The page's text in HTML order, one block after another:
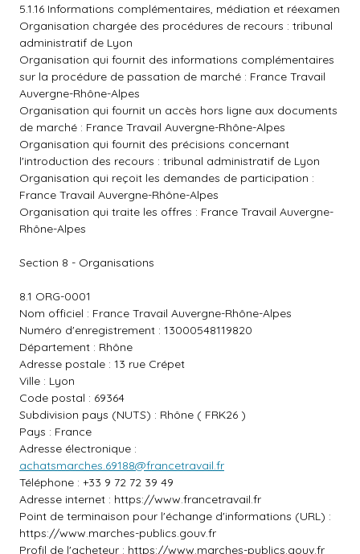
5.1.16 Informations complémentaires, médiation et réexamen
Organisation chargée des procédures de recours : tribunal
administratif de Lyon
Organisation qui fournit des informations complémentaires
sur la procédure de passation de marché : France Travail
Auvergne-Rhône-Alpes
Organisation qui fournit un accès hors ligne aux documents
de marché : France Travail Auvergne-Rhône-Alpes
Organisation qui fournit des précisions concernant
l'introduction des recours : tribunal administratif de Lyon
Organisation qui reçoit les demandes de participation :
France Travail Auvergne-Rhône-Alpes
Organisation qui traite les offres : France Travail Auvergne-
Rhône-Alpes
Section 8 - Organisations
8.1 ORG-0001
Nom officiel : France Travail Auvergne-Rhône-Alpes
Numéro d'enregistrement : 13000548119820
Département : Rhône
Adresse postale : 13 rue Crépet
Ville : Lyon
Code postal : 69364
Subdivision pays (NUTS) : Rhône ( FRK26 )
Pays : France
Adresse électronique :
achatsmarches.69188@francetravail.fr
Téléphone : +33 9 72 72 39 49
Adresse internet : https://www.francetravail.fr
Point de terminaison pour l'échange d'informations (URL) :
https://www.marches-publics.gouv.fr
Profil de l'acheteur : https://www.marches-publics.gouv.fr